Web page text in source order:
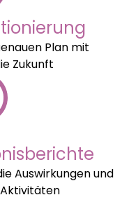
Plan mit
Zukunft
Auswirkungen und